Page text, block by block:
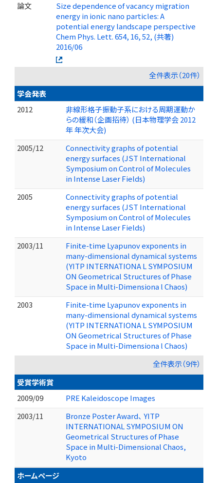
論文
Size dependence of vacancy migration
energy in ionic nano particles: A
potential energy landscape perspective
Chem Phys. Lett. 654, 16, 52, (共著)
2016/06
全件表示（20件）
学会発表
2012
非線形格子振動子系における周期運動か
らの緩和（企画招待） (日本物理学会 2012
年 年次大会)
2005/12
Connectivity graphs of potential
energy surfaces (JST International
Symposium on Control of Molecules
in Intense Laser Fields)
2005
Connectivity graphs of potential
energy surfaces (JST International
Symposium on Control of Molecules
in Intense Laser Fields)
2003/11
Finite-time Lyapunov exponents in
many-dimensional dynamical systems
(YITP INTERNATIONA L SYMPOSIUM
ON Geometrical Structures of Phase
Space in Multi-Dimensiona l Chaos)
2003
Finite-time Lyapunov exponents in
many-dimensional dynamical systems
(YITP INTERNATIONA L SYMPOSIUM
ON Geometrical Structures of Phase
Space in Multi-Dimensiona l Chaos)
全件表示（9件）
受賞学術賞
2009/09
PRE Kaleidoscope Images
2003/11
Bronze Poster Award、 YITP
INTERNATIONAL SYMPOSIUM ON
Geometrical Structures of Phase
Space in Multi-Dimensional Chaos,
Kyoto
ホームページ